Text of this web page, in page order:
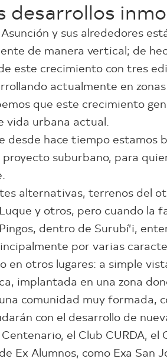
desarrollos
y sus alrededores
de manera vertical; de
este crecimiento con tres
actualmente en
que este crecimiento
vida urbana actual.
desde hace tiempo estamos
suburbano, para
alternativas, terrenos del
y otros, pero cuando la
dentro de Surubí’i,
por varias
en otros lugares: a simple
implantada en una zona
comunidad muy formada,
con el desarrollo de
el Club CURDA, el
Ex Alumnos, como Exa San